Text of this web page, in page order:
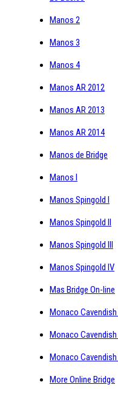
Manos 2
Manos 3
Manos 4
Manos AR 2012
Manos AR 2013
Manos AR 2014
Manos de Bridge
Manos I
Manos Spingold I
Manos Spingold II
Manos Spingold III
Manos Spingold IV
Mas Bridge On-line
Monaco Cavendish
Monaco Cavendish
Monaco
More Online Bridge